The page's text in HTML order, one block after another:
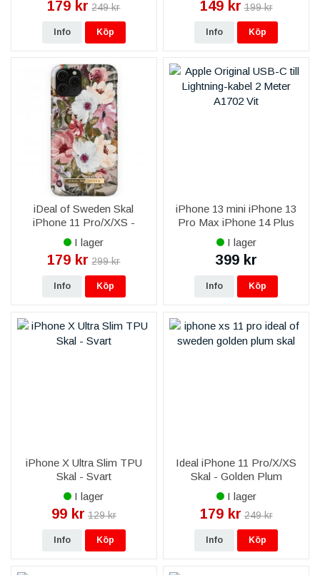
179 kr 249 kr
Info Köp
149 kr 199 kr
Info Köp
iDeal of Sweden Skal
iPhone 11 Pro/X/XS -
Sweet Blossom
I lager
179 kr 299 kr
Info Köp
iPhone 13 mini iPhone 13
Pro Max iPhone 14 Plus
iPhone 14 Pro Max Apple
Original USB-C till
Lightning-kabel 2M
MKQ42ZM/A - Vit
I lager
399 kr
Info Köp
iPhone X Ultra Slim TPU
Skal - Svart
I lager
99 kr 129 kr
Info Köp
Ideal iPhone 11 Pro/X/XS
Skal - Golden Plum
I lager
179 kr 249 kr
Info Köp